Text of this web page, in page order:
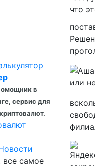
в
сервис для
, все самое